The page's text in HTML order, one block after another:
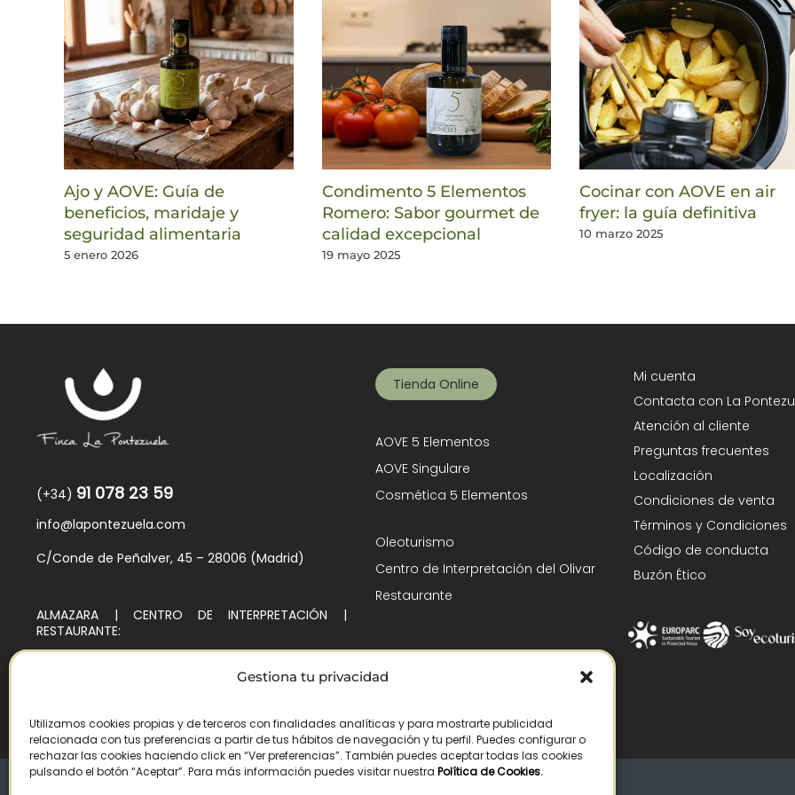
Gestiona tu privacidad
Utilizamos cookies propias y de terceros con finalidades analíticas y para mostrarte publicidad
relacionada con tus preferencias a partir de tus hábitos de navegación y tu perfil. Puedes configurar o
rechazar las cookies haciendo click en “Ver preferencias”. También puedes aceptar todas las cookies
pulsando el botón “Aceptar”. Para más información puedes visitar nuestra Política de Cookies.
Ajo y AOVE: Guía de
beneficios, maridaje y
seguridad alimentaria
5 enero 2026
Condimento 5 Elementos
Romero: Sabor gourmet de
calidad excepcional
19 mayo 2025
Cocinar con AOVE en air
fryer: la guía definitiva
10 marzo 2025
(+34) 91 078 23 59
info@lapontezuela.com
C/Conde de Peñalver, 45 – 28006 (Madrid)
ALMAZARA | CENTRO DE INTERPRETACIÓN |
RESTAURANTE:
45140 – Los Navalmorales (Toledo)
Tienda Online
AOVE 5 Elementos
AOVE Singulare
Cosmética 5 Elementos
Oleoturismo
Centro de Interpretación del Olivar
Restaurante
Mi cuenta
Contacta con La
Atención al cliente
Preguntas frecuentes
Localización
Condiciones de venta
Términos y Condiciones
Código de conducta
Buzón Ético